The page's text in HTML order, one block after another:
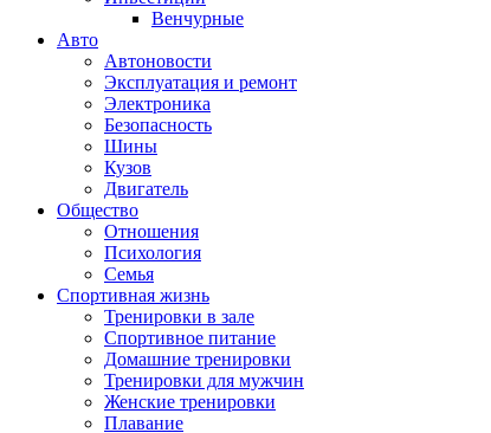
Венчурные
Авто
Автоновости
Эксплуатация и ремонт
Электроника
Безопасность
Шины
Кузов
Двигатель
Общество
Отношения
Психология
Семья
Спортивная жизнь
Тренировки в зале
Спортивное питание
Домашние тренировки
Тренировки для мужчин
Женские тренировки
Плавание